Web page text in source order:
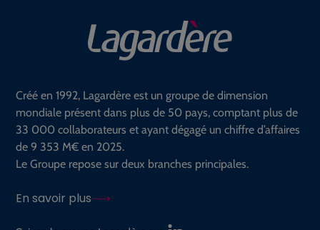
Créé en 1992, Lagardère est un groupe de dimension
mondiale présent dans plus de 50 pays, comptant plus de
33 000 collaborateurs et ayant dégagé un chiffre d’affaires
de 9 353 M€ en 2025.
Le Groupe repose sur deux branches principales.
En savoir plus